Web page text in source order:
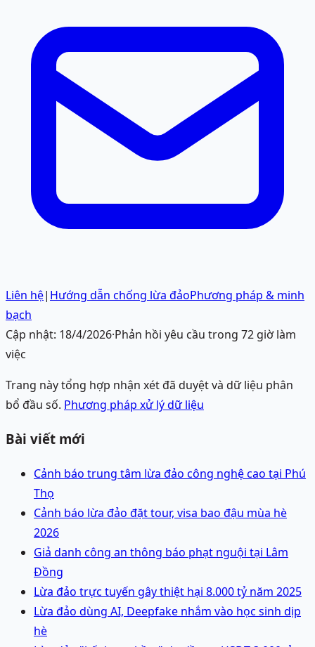
Liên hệ| Hướng dẫn chống lừa đảoPhương pháp & minh
bạch
Cập nhật: 18/4/2026·Phản hồi yêu cầu trong 72 giờ làm
việc
Trang này tổng hợp nhận xét đã duyệt và dữ liệu phân
bổ đầu số. Phương pháp xử lý dữ liệu
Bài viết mới
Cảnh báo trung tâm lừa đảo công nghệ cao tại Phú
Thọ
Cảnh báo lừa đảo đặt tour, visa bao đậu mùa hè
2026
Giả danh công an thông báo phạt nguội tại Lâm
Đồng
Lừa đảo trực tuyến gây thiệt hại 8.000 tỷ năm 2025
Lừa đảo dùng AI, Deepfake nhắm vào học sinh dịp
hè